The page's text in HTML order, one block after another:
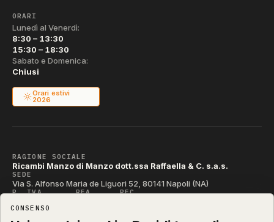
ORARI
Lunedì al Venerdì:
8:30 – 13:30
15:30 – 18:30
Sabato e Domenica:
Chiusi
Orari estivi
2026
RAGIONE SOCIALE
Ricambi Manzo di Manzo dott.ssa Raffaella & C. s.a.s.
SEDE
Via S. Alfonso Maria de Liguori 52, 80141 Napoli (NA)
P. IVA REA PEC
CODICE SDI
T04ZHR3
CONSENSO